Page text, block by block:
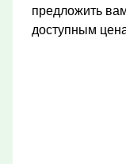
предложить
доступным